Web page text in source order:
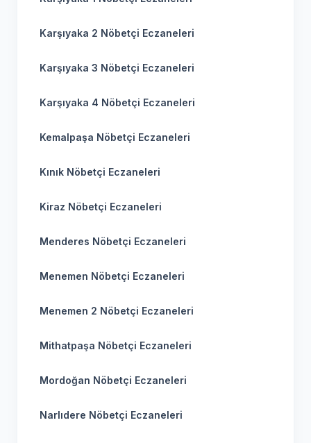
Karşıyaka 2 Nöbetçi Eczaneleri
Karşıyaka 3 Nöbetçi Eczaneleri
Karşıyaka 4 Nöbetçi Eczaneleri
Kemalpaşa Nöbetçi Eczaneleri
Kınık Nöbetçi Eczaneleri
Kiraz Nöbetçi Eczaneleri
Menderes Nöbetçi Eczaneleri
Menemen Nöbetçi Eczaneleri
Menemen 2 Nöbetçi Eczaneleri
Mithatpaşa Nöbetçi Eczaneleri
Mordoğan Nöbetçi Eczaneleri
Narlıdere Nöbetçi Eczaneleri